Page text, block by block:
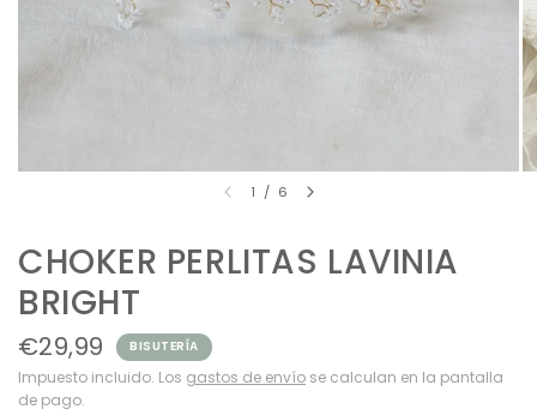
1 / 6
CHOKER PERLITAS LAVINIA
BRIGHT
€29,99 BISUTERÍA
Impuesto incluido. Los gastos de envío se calculan en la pantalla
de pago.